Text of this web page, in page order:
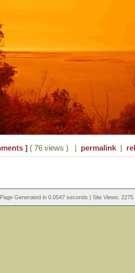
] ( 76 views ) | permalink |
Generated in 0.0547 seconds | Site Views: 2275